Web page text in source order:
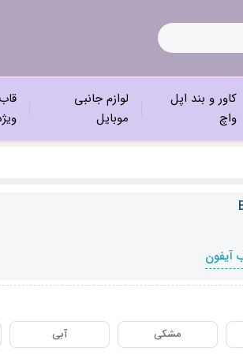
کاور و بند اپل
واچ
لوازم جانبی
موبایل
آیفون
مشکی آبی